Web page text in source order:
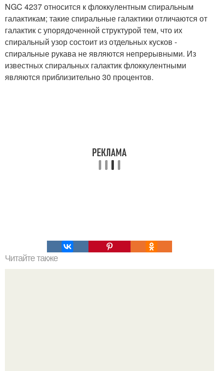
NGC 4237 относится к флоккулентным спиральным
галактикам; такие спиральные галактики отличаются от
галактик с упорядоченной структурой тем, что их
спиральный узор состоит из отдельных кусков -
спиральные рукава не являются непрерывными. Из
известных спиральных галактик флоккулентными
являются приблизительно 30 процентов.
Читайте также